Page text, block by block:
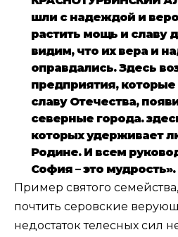
шли с надеждой и
растить мощь и славу
видим, что их вера и
оправдались. Здесь
предприятия, которые
славу Отечества,
северные города.
которых удерживает
Родине. И всем
София – это мудрость».
Пример святого
почтить серовские
недостаток телесных сил